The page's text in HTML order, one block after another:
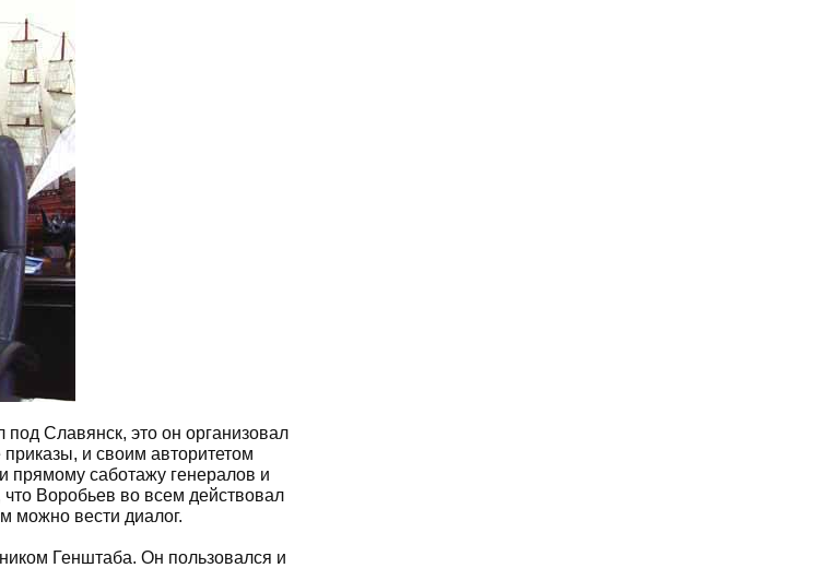
Славянск, это он организовал
и своим авторитетом
прямому саботажу генералов и
Воробьев во всем действовал
можно вести диалог.
Генштаба. Он пользовался и